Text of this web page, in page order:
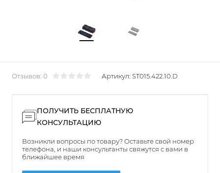
Отзывов: 0 Артикул: ST015.422.10.D
ПОЛУЧИТЬ БЕСПЛАТНУЮ
КОНСУЛЬТАЦИЮ
Возникли вопросы по товару? Оставьте свой номер
телефона, и наши консультанты свяжутся с вами в
ближайшее время